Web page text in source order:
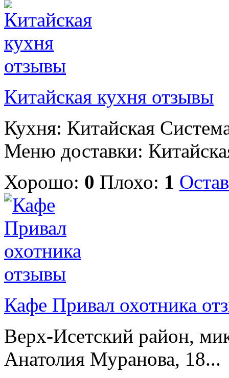
Китайская кухня отзывы
Кухня: Китайская
Меню доставки:
Хорошо: 0 Плохо: 1
Кафе Привал охотника
Верх-Исетский район,
Анатолия Муранова, 18...